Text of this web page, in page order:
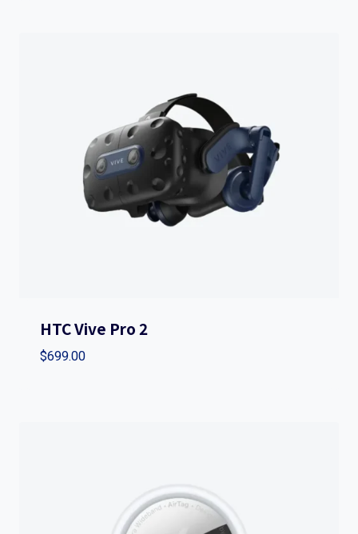
HTC Vive Pro 2
$699.00